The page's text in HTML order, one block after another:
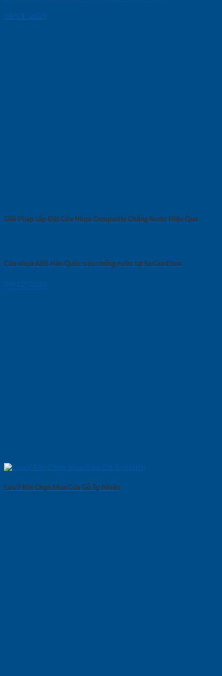
08/01/2025
Giải Pháp Lắp Đặt Cửa Nhựa Composite Chống Nước Hiệu Quả
Cửa nhựa ABS Hàn Quốc siêu chống nước tại SaiGonDoor
09/12/2024
Lưu Ý Khi Chọn Mua Cửa Gỗ Tự Nhiên